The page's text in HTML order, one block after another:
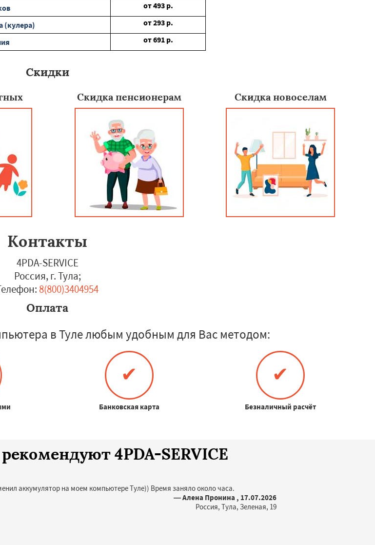
от493 р.
(кулера)
от293 р.
от691 р.
Скидки
Скидка пенсионерам Скидка новоселам
Контакты
4PDA-SERVICE
Россия, г. Тула;
8(800)3404954
Оплата
в Туле любым удобным для Вас методом:
✔
Банковская карта
✔
Безналичный расчёт
4PDA-SERVICE
аккумулятор на моем компьютере Туле)) Время заняло около часа.
— Алена Пронина , 17.07.2026
Россия, Тула, Зеленая, 19